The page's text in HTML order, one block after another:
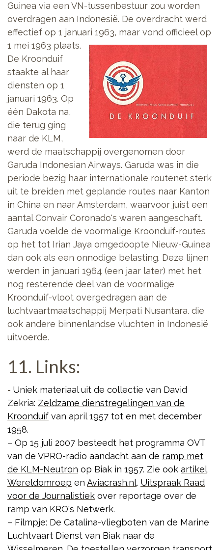
Guinea via een VN-tussenbestuur zou worden
overdragen aan Indonesië. De overdracht werd
effectief op 1 januari 1963, maar vond officieel op
1 mei 1963 plaats.
De Kroonduif
staakte al haar
diensten op 1
januari 1963. Op
één Dakota na,
die terug ging
naar de KLM,
werd de maatschappij overgenomen door
Garuda Indonesian Airways. Garuda was in die
periode bezig haar internationale routenet sterk
uit te breiden met geplande routes naar Kanton
in China en naar Amsterdam, waarvoor juist een
aantal Convair Coronado's waren aangeschaft.
Garuda voelde de voormalige Kroonduif-routes
op het tot Irian Jaya omgedoopte Nieuw-Guinea
dan ook als een onnodige belasting. Deze lijnen
werden in januari 1964 (een jaar later) met het
nog resterende deel van de voormalige
Kroonduif-vloot overgedragen aan de
luchtvaartmaatschappij Merpati Nusantara. die
ook andere binnenlandse vluchten in Indonesië
uitvoerde.
11. Links:
- Uniek materiaal uit de collectie van David
Zekria: Zeldzame dienstregelingen van de
Kroonduif van april 1957 tot en met december
1958.
– Op 15 juli 2007 besteedt het programma OVT
van de VPRO-radio aandacht aan de ramp met
de KLM-Neutron op Biak in 1957. Zie ook artikel
Wereldomroep en Aviacrash.nl. Uitspraak Raad
voor de Journalistiek over reportage over de
ramp van KRO's Netwerk.
– Filmpje: De Catalina-vliegboten van de Marine
Luchtvaart Dienst van Biak naar de